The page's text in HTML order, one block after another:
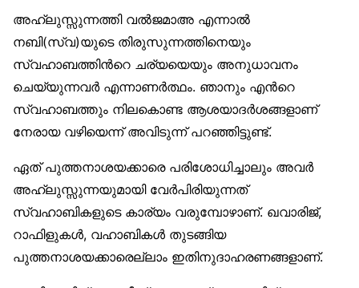
അഹ്ലുസ്സുന്നത്തി വല്‍ജമാഅ എന്നാല്‍
നബി(സ്വ)യുടെ തിരുസുന്നത്തിനെയും
സ്വഹാബത്തിന്‍റെ ചര്യയെയും അനുധാവനം
ചെയ്യുന്നവര്‍ എന്നാണര്‍ത്ഥം. ഞാനും എന്‍റെ
സ്വഹാബത്തും നിലകൊണ്ട ആശയാദര്‍ശങ്ങളാണ്
നേരായ വഴിയെന്ന് അവിടുന്ന് പറഞ്ഞിട്ടുണ്ട്.
ഏത് പുത്തനാശയക്കാരെ പരിശോധിച്ചാലും അവര്‍
അഹ്ലുസ്സുന്നയുമായി വേര്‍പിരിയുന്നത്
സ്വഹാബികളുടെ കാര്യം വരുമ്പോഴാണ്. ഖവാരിജ്,
റാഫിളുകള്‍, വഹാബികള്‍ തുടങ്ങിയ
പുത്തനാശയക്കാരെല്ലാം ഇതിനുദാഹരണങ്ങളാണ്.